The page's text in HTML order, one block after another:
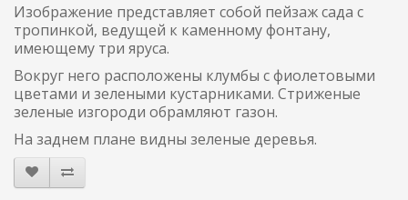
Изображение представляет собой пейзаж сада с
тропинкой, ведущей к каменному фонтану,
имеющему три яруса.
Вокруг него расположены клумбы с фиолетовыми
цветами и зелеными кустарниками. Стриженые
зеленые изгороди обрамляют газон.
На заднем плане видны зеленые деревья.